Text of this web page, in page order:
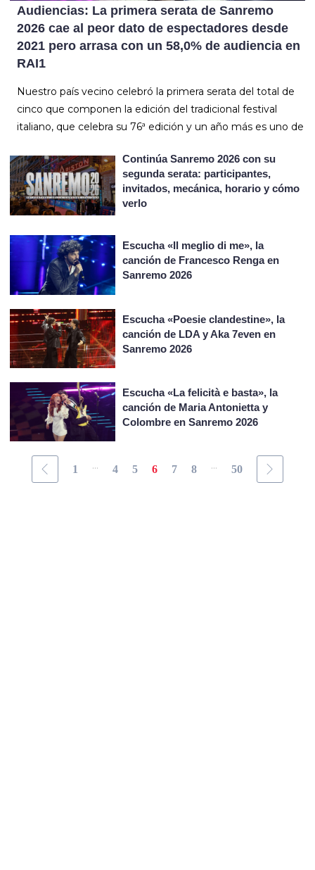
Audiencias: La primera serata de Sanremo
2026 cae al peor dato de espectadores desde
2021 pero arrasa con un 58,0% de audiencia en
RAI1
Nuestro país vecino celebró la primera serata del total de
cinco que componen la edición del tradicional festival
italiano, que celebra su 76ª edición y un año más es uno de
Continúa Sanremo 2026 con su
segunda serata: participantes,
invitados, mecánica, horario y cómo
verlo
Escucha «Il meglio di me», la
canción de Francesco Renga en
Sanremo 2026
Escucha «Poesie clandestine», la
canción de LDA y Aka 7even en
Sanremo 2026
Escucha «La felicità e basta», la
canción de Maria Antonietta y
Colombre en Sanremo 2026
1 ... 4 5 6 7 8 ... 50